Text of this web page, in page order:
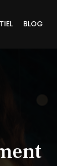
BLOG